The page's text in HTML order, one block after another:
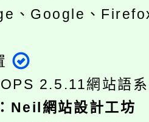
、Google、
2.5.11網站語
： Neil網站設計工坊